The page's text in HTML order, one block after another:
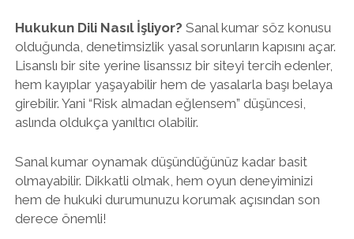
Hukukun Dili Nasıl İşliyor? Sanal kumar söz konusu
olduğunda, denetimsizlik yasal sorunların kapısını açar.
Lisanslı bir site yerine lisanssız bir siteyi tercih edenler,
hem kayıplar yaşayabilir hem de yasalarla başı belaya
girebilir. Yani “Risk almadan eğlensem” düşüncesi,
aslında oldukça yanıltıcı olabilir.
Sanal kumar oynamak düşündüğünüz kadar basit
olmayabilir. Dikkatli olmak, hem oyun deneyiminizi
hem de hukuki durumunuzu korumak açısından son
derece önemli!